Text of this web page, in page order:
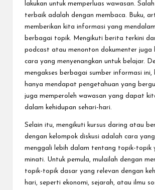
lakukan untuk memperluas wawasan.
terbaik adalah dengan membaca. Buku,
memberikan kita informasi yang
berbagai topik. Mengikuti berita terkini
podcast atau menonton dokumenter juga
cara yang menyenangkan untuk belajar.
mengakses berbagai sumber informasi
hanya mendapat pengetahuan yang
juga memperoleh wawasan yang dapat
dalam kehidupan sehari-hari.
Selain itu, mengikuti kursus daring atau
dengan kelompok diskusi adalah cara
menggali lebih dalam tentang topik-topik
minati. Untuk pemula, mulailah dengan
topik-topik dasar yang relevan dengan
hari, seperti ekonomi, sejarah, atau ilmu